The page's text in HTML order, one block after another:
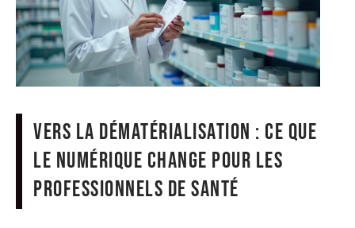
Vers la dématérialisation : ce que
le numérique change pour les
professionnels de santé